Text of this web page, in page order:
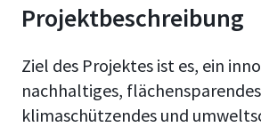
Projektbeschreibung
Ziel des Projektes ist es, ein
nachhaltiges,
klimaschützendes und